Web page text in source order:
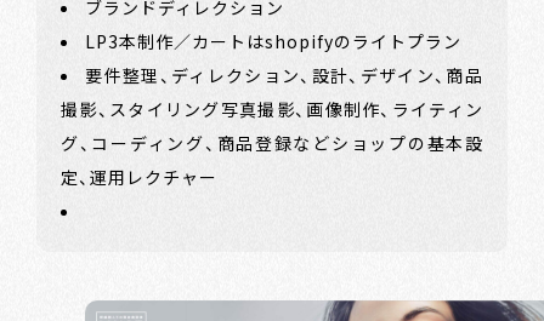
ブランドディレクション
LP3本制作／カートはshopifyのライトプラン
要件整理、ディレクション、設計、デザイン、商品
撮影、スタイリング写真撮影、画像制作、ライティン
グ、コーディング、商品登録などショップの基本設
定、運用レクチャー